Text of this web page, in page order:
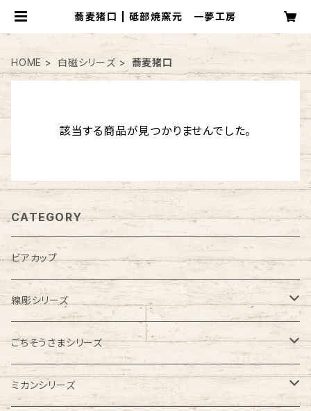
蕎麦猪口 | 砥部焼窯元 一夢工房
HOME 白磁シリーズ 蕎麦猪口
該当する商品が見つかりませんでした。
CATEGORY
ビアカップ
線彫シリーズ
ビアカップ
フリーカップ
ごちそうさまシリーズ
こども食器
ミカンシリーズ